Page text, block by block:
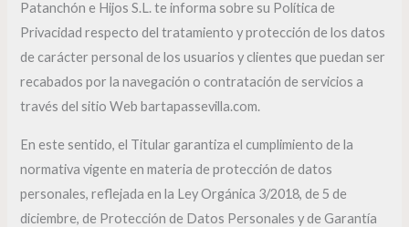
Patanchón e Hijos S.L. te informa sobre su Política de
Privacidad respecto del tratamiento y protección de los datos
de carácter personal de los usuarios y clientes que puedan ser
recabados por la navegación o contratación de servicios a
través del sitio Web bartapassevilla.com.
En este sentido, el Titular garantiza el cumplimiento de la
normativa vigente en materia de protección de datos
personales, reflejada en la Ley Orgánica 3/2018, de 5 de
diciembre, de Protección de Datos Personales y de Garantía